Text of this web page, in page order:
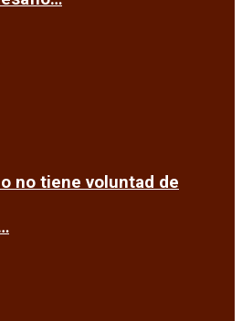
no tiene voluntad de